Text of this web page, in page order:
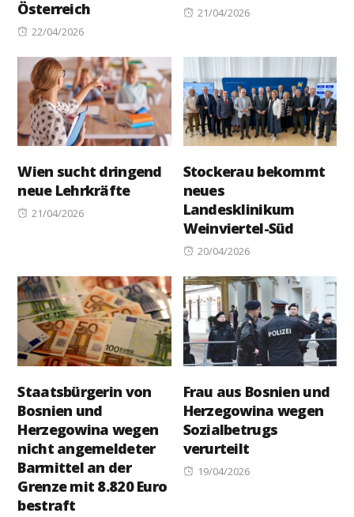
Österreich
Posted
22/04/2026
Posted
21/04/2026
Wien sucht dringend
neue Lehrkräfte
Posted
21/04/2026
Stockerau bekommt
neues
Landesklinikum
Weinviertel-Süd
Posted
20/04/2026
Staatsbürgerin von
Bosnien und
Herzegowina wegen
nicht angemeldeter
Barmittel an der
Grenze mit 8.820 Euro
bestraft
Frau aus Bosnien und
Herzegowina wegen
Sozialbetrugs
verurteilt
Posted
19/04/2026